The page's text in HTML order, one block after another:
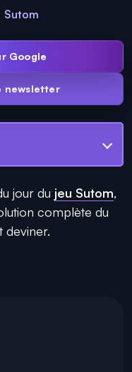
Sutom
Google
newsletter
jour du jeu Sutom,
complète du
deviner.